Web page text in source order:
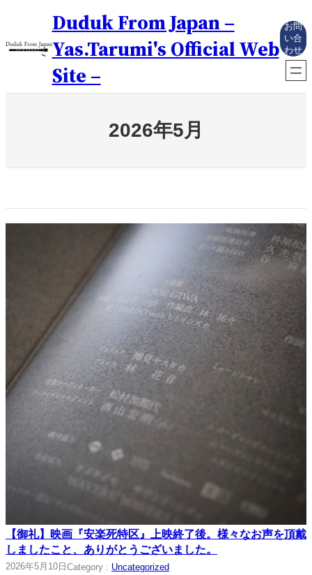
ス
プ
Duduk From Japan –
Yas.Tarumi's Official Web
Site –
お問
い合
わせ
2026年5月
【御礼】映画『安楽死特区』上映終了後。様々なお声を頂戴
しましたこと、ありがとうございました。
2026年5月10日 Category : Uncategorized